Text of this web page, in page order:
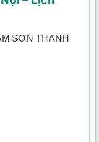
SƠN THANH